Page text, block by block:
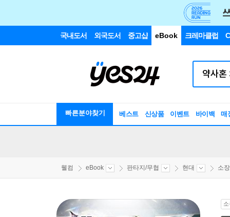
국내도서 외국도서 중고샵 eBook 크레마클럽
빠른분야찾기 베스트 신상품 이벤트 바이백 매
웰컴 eBook 판타지/무협 현대 소장